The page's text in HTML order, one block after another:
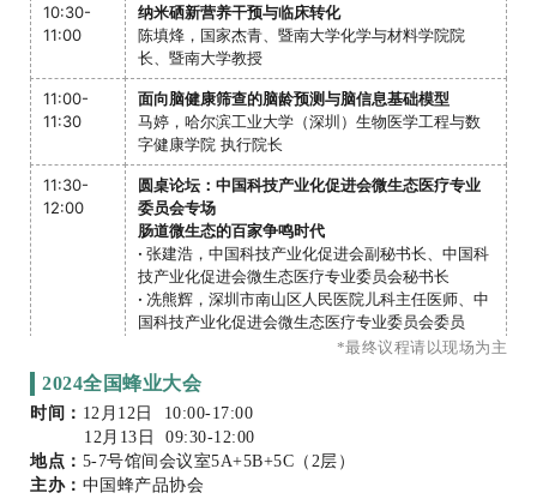
10:30-
11:00
纳米硒新营养干预与临床转化
陈填烽，国家杰青、暨南大学化学与材料学院院
长、暨南大学教授
11:00-
11:30
面向脑健康筛查的脑龄预测与脑信息基础模型
马婷，哈尔滨工业大学（深圳）生物医学工程与数
字健康学院 执行院长
11:30-
12:00
圆桌论坛：中国科技产业化促进会微生态医疗专业
委员会专场
肠道微生态的百家争鸣时代
· 张建浩，中国科技产业化促进会副秘书长、中国科
技产业化促进会微生态医疗专业委员会秘书长
· 冼熊辉，深圳市南山区人民医院儿科主任医师、中
国科技产业化促进会微生态医疗专业委员会委员
曾令西，深圳清华大学研究院创新药械转化中心副
会副主任委员
·常志远，新营养/营养盒子/竞合岛创始人
13:00-
13:30
明胶新知
农丽萍，欧帝玛（广州）生物科技有限公司
*最终议程请以现场为主
2024全国蜂业大会
时间： 12月12日 10:00-17:00
12月13日 09:30-12:00
地点： 5-7号馆间会议室5A+5B+5C（2层）
主办： 中国蜂产品协会